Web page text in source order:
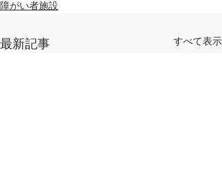
障がい者施設
最新記事 すべて表示